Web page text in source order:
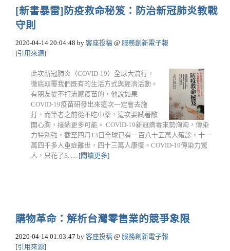
[新書暴雷]防疫救命秘笈：防治新冠肺炎教戰
守則
2020-04-14 20:04:48 by 客座投稿 @ 服務創新電子報
[引用來源]
此次新冠肺炎（COVID-19）全球大流行，
徹底顛覆我們既有的生活方式與經濟活動。
有朋友從不打流感疫苗的，他說如果
COVID-19疫苗研發出來這次一定會去施
打，而筆者之前從不吃中藥，這次要試著敞
開心胸，接納更多可能。 COVID-19新冠病毒來勢洶洶，傳染
力特別強，截至四月13日全球已有一百八十五萬人確診，十一
萬四千多人重症離世，四十三萬人康復。COVID-19傳染力驚
人，只花了S...... [閱讀更多]
購物革命：解析台灣零售業的競爭象限
2020-04-14 01:03:47 by 客座投稿 @ 服務創新電子報
[引用來源]